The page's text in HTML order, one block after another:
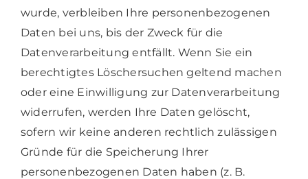
wurde, verbleiben Ihre personenbezogenen
Daten bei uns, bis der Zweck für die
Datenverarbeitung entfällt. Wenn Sie ein
berechtigtes Löschersuchen geltend machen
oder eine Einwilligung zur Datenverarbeitung
widerrufen, werden Ihre Daten gelöscht,
sofern wir keine anderen rechtlich zulässigen
Gründe für die Speicherung Ihrer
personenbezogenen Daten haben (z. B.